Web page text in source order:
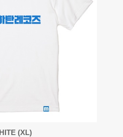
(XL)